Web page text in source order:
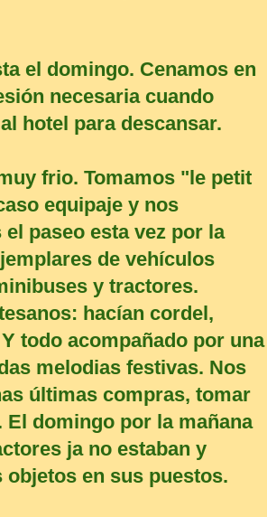
el domingo. Cenamos en
necesaria cuando
hotel para descansar.
frio. Tomamos "le petit
equipaje y nos
paseo esta vez por la
de vehículos
y tractores.
hacían cordel,
todo acompañado por una
melodias festivas. Nos
últimas compras, tomar
domingo por la mañana
ja no estaban y
en sus puestos.